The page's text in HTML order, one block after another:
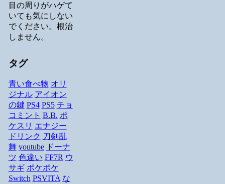
目の周りがハゲて
いても気にしない
でください。根治
しません。
タグ
青い食べ物 オリ
ジナル アイオン
の鍵 PS4 PS5 チョ
コミント B.B. ポ
ケスリ エナジー
ドリンク 刀剣乱
舞 youtube
ドーナ
ツ 色違い FF7R ウ
サギ ポケポケ
Switch PSVITA な